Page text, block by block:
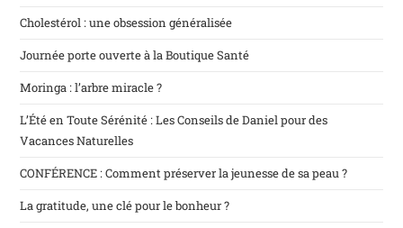
Cholestérol : une obsession généralisée
Journée porte ouverte à la Boutique Santé
Moringa : l’arbre miracle ?
L’Été en Toute Sérénité : Les Conseils de Daniel pour des
Vacances Naturelles
CONFÉRENCE : Comment préserver la jeunesse de sa peau ?
La gratitude, une clé pour le bonheur ?